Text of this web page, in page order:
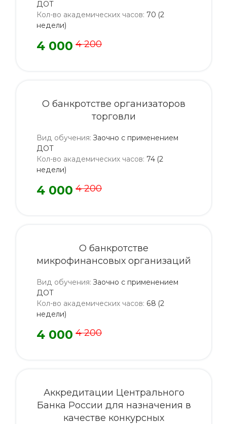
ДОТ
Кол-во академических часов: 70 (2
недели)
4 000 4 200
О банкротстве организаторов
торговли
Вид обучения: Заочно с применением
ДОТ
Кол-во академических часов: 74 (2
недели)
4 000 4 200
О банкротстве
микрофинансовых организаций
Вид обучения: Заочно с применением
ДОТ
Кол-во академических часов: 68 (2
недели)
4 000 4 200
Аккредитации Центрального
Банка России для назначения в
качестве конкурсных